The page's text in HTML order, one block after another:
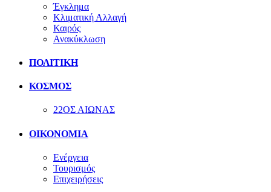
Έγκλημα
Κλιματική Αλλαγή
Καιρός
Ανακύκλωση
ΠΟΛΙΤΙΚΗ
ΚΟΣΜΟΣ
22ΟΣ ΑΙΩΝΑΣ
ΟΙΚΟΝΟΜΙΑ
Ενέργεια
Τουρισμός
Επιχειρήσεις